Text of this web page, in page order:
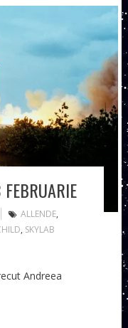
ALLENDE,
, SKYLAB
Andreea